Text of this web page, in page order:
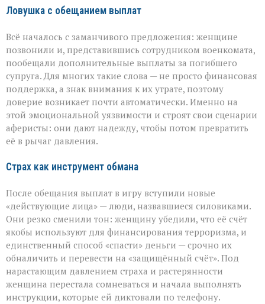
Ловушка с обещанием выплат
Всё началось с заманчивого предложения: женщине
позвонили и, представившись сотрудником военкомата,
пообещали дополнительные выплаты за погибшего
супруга. Для многих такие слова — не просто финансовая
поддержка, а знак внимания к их утрате, поэтому
доверие возникает почти автоматически. Именно на
этой эмоциональной уязвимости и строят свои сценарии
аферисты: они дают надежду, чтобы потом превратить
её в рычаг давления.
Страх как инструмент обмана
После обещания выплат в игру вступили новые
«действующие лица» — люди, назвавшиеся силовиками.
Они резко сменили тон: женщину убедили, что её счёт
якобы используют для финансирования терроризма, и
единственный способ «спасти» деньги — срочно их
обналичить и перевести на «защищённый счёт». Под
нарастающим давлением страха и растерянности
женщина перестала сомневаться и начала выполнять
инструкции, которые ей диктовали по телефону.